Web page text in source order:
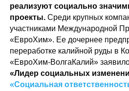
реализуют социально
проекты. Среди крупных
участниками Международной
«ЕвроХим». Ее дочернее
переработке калийной руды в
«ЕвроХим-ВолгаКалий»
«Лидер социальных
«Социальная